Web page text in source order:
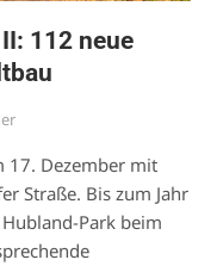
112 neue
17. Dezember mit
Straße. Bis zum Jahr
Park beim